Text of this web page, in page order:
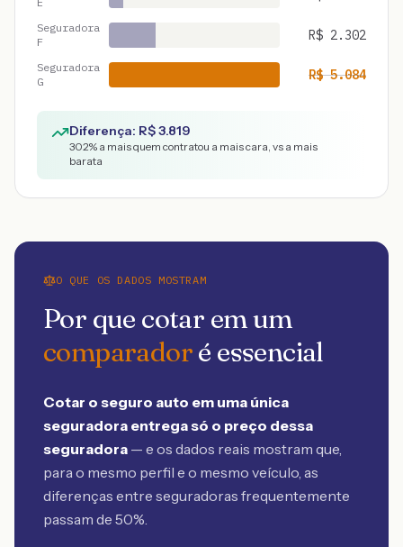
Seguradora
F
R$ 2.302
Seguradora
G
R$5.084
Diferença: R$3.819
302% a mais quem contratou a mais cara, vs a mais
barata
O QUE OS DADOS MOSTRAM
Por que cotar em um
comparadoré essencial
Cotar o seguro auto em uma única
seguradora entrega só o preço dessa
seguradora — e os dados reais mostram que,
para o mesmo perfil e o mesmo veículo, as
diferenças entre seguradoras frequentemente
passam de 50%.